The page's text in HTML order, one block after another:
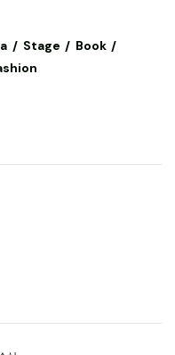
Stage
Book